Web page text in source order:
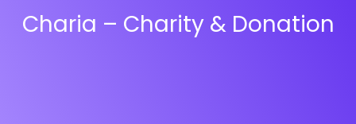
Charia – Charity & Donation